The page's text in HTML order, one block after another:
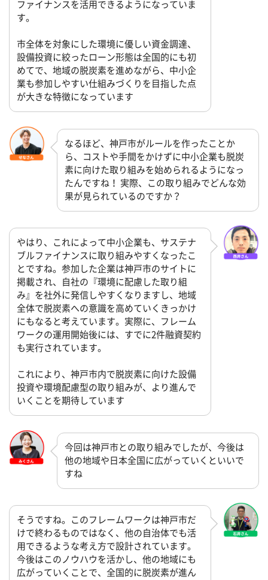
ファイナンスを活用できるようになっていま
す。
市全体を対象にした環境に優しい資金調達、
設備投資に絞ったローン形態は全国的にも初
めてで、地域の脱炭素を進めながら、中小企
業も参加しやすい仕組みづくりを目指した点
が大きな特徴になっています
なるほど、神戸市がルールを作ったことか
ら、コストや手間をかけずに中小企業も脱炭
素に向けた取り組みを始められるようになっ
たんですね！ 実際、この取り組みでどんな効
果が見られているのですか？
やはり、これによって中小企業も、サステナ
ブルファイナンスに取り組みやすくなったこ
とですね。参加した企業は神戸市のサイトに
掲載され、自社の『環境に配慮した取り組
み』を社外に発信しやすくなりますし、地域
全体で脱炭素への意識を高めていくきっかけ
にもなると考えています。実際に、フレーム
ワークの運用開始後には、すでに2件融資契約
も実行されています。
これにより、神戸市内で脱炭素に向けた設備
投資や環境配慮型の取り組みが、より進んで
いくことを期待しています
今回は神戸市との取り組みでしたが、今後は
他の地域や日本全国に広がっていくといいで
すね
そうですね。このフレームワークは神戸市だ
けで終わるものではなく、他の自治体でも活
用できるような考え方で設計されています。
今後はこのノウハウを活かし、他の地域にも
広がっていくことで、全国的に脱炭素が進ん